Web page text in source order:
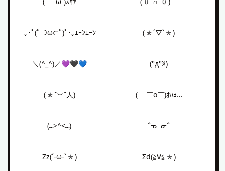
｡･ﾟ(ﾟ⊃ω⊂ﾟ)ﾟ･｡ｴｰﾝｴｰﾝ (*´▽`*)
＼(^_^)／💜🖤💙 (°д°ꐦ)
(*˘︶˘人) ( ￣o￣)ｵﾊﾖ…
(⑉>^<⑉) ˆᓀ⌯ᓂˆ
Zz(´-ω-`*) Σd(≧∀≦*)